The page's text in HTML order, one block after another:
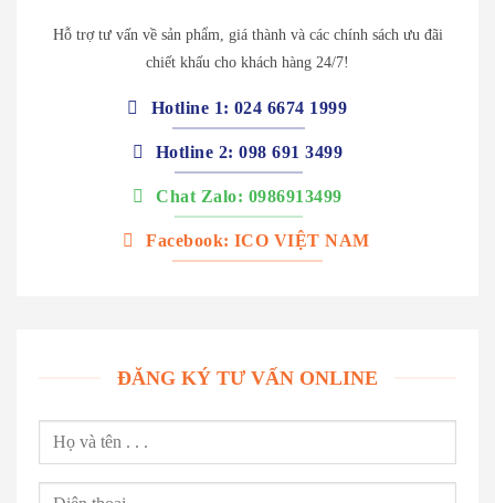
Hỗ trợ tư vấn về sản phẩm, giá thành và các chính sách ưu đãi
chiết khấu cho khách hàng 24/7!
Hotline 1: 024 6674 1999
Hotline 2: 098 691 3499
Chat Zalo: 0986913499
Facebook: ICO VIỆT NAM
ĐĂNG KÝ TƯ VẤN ONLINE